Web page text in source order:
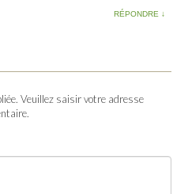
RÉPONDRE ↓
Veuillez saisir votre adresse